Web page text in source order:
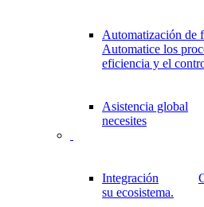
Automatización de
Automatice los
eficiencia y el
Asistencia global
necesites
Integración
su ecosistema.